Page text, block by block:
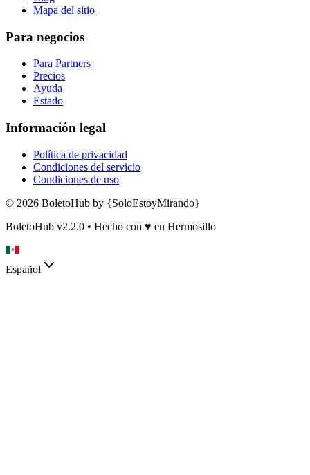
Mapa del sitio
Para negocios
Para Partners
Precios
Ayuda
Estado
Información legal
Política de privacidad
Condiciones del servicio
Condiciones de uso
© 2026 BoletoHub by {SoloEstoyMirando}
BoletoHub v2.2.0 • Hecho con ♥ en Hermosillo
Español